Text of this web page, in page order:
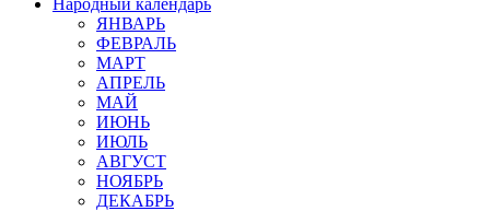
ЯНВАРЬ
ФЕВРАЛЬ
МАРТ
АПРЕЛЬ
МАЙ
ИЮНЬ
ИЮЛЬ
АВГУСТ
НОЯБРЬ
ДЕКАБРЬ